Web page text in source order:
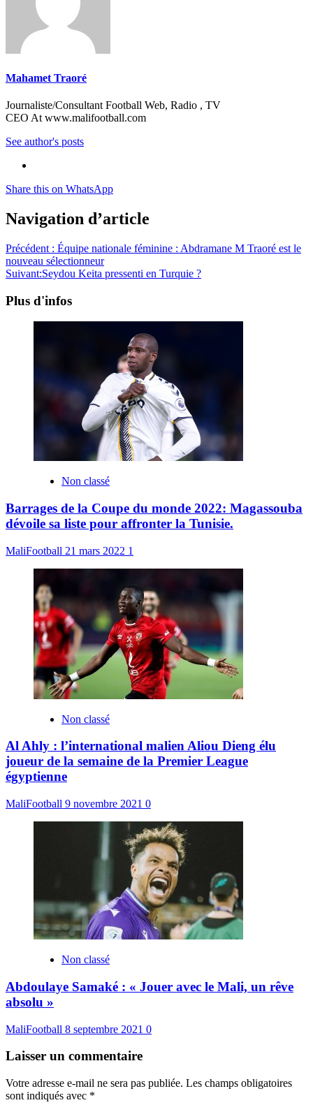
Mahamet Traoré
Journaliste/Consultant Football Web, Radio , TV
CEO At www.malifootball.com
See author's posts
Share this on WhatsApp
Navigation d’article
Précédent : Équipe nationale féminine : Abdramane M Traoré est le
nouveau sélectionneur
Suivant:Seydou Keita pressenti en Turquie ?
Plus d'infos
Non classé
Barrages de la Coupe du monde 2022: Magassouba
dévoile sa liste pour affronter la Tunisie.
MaliFootball 21 mars 2022 1
Non classé
Al Ahly : l’international malien Aliou Dieng élu
joueur de la semaine de la Premier League
égyptienne
MaliFootball 9 novembre 2021 0
Non classé
Abdoulaye Samaké : « Jouer avec le Mali, un rêve
absolu »
MaliFootball 8 septembre 2021 0
Laisser un commentaire
Votre adresse e-mail ne sera pas publiée. Les champs obligatoires
sont indiqués avec *